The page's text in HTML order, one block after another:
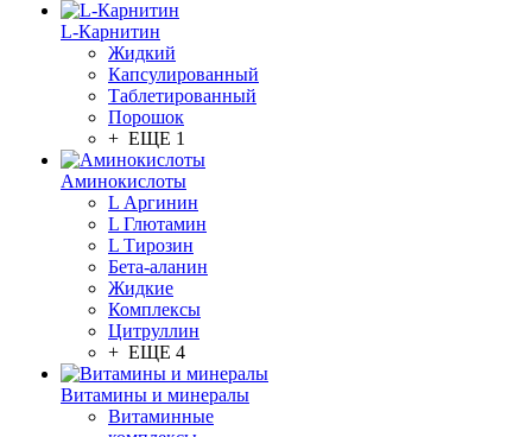
L-Карнитин
Жидкий
Капсулированный
Таблетированный
Порошок
+ ЕЩЕ 1
Аминокислоты
L Аргинин
L Глютамин
L Тирозин
Бета-аланин
Жидкие
Комплексы
Цитруллин
+ ЕЩЕ 4
Витамины и минералы
Витаминные